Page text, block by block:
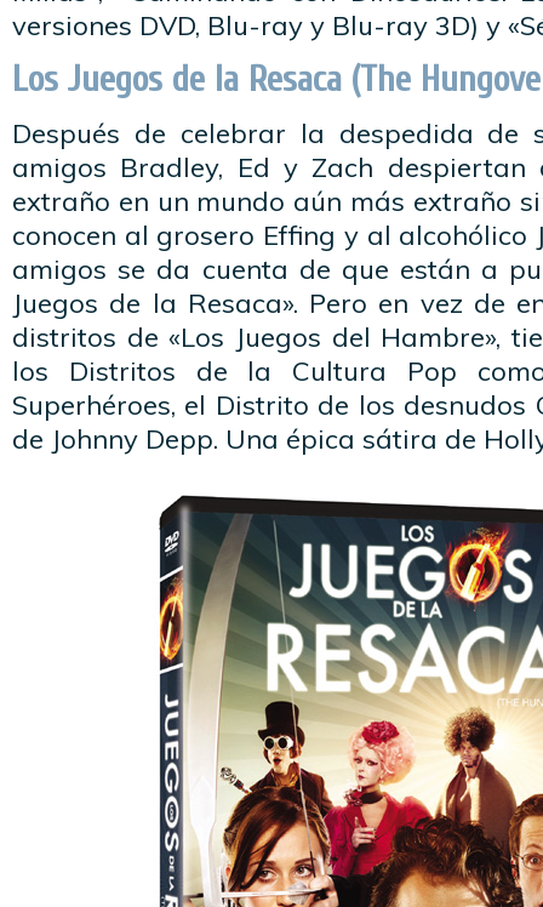
versiones DVD, Blu-ray y Blu-ray 3D) y
Los Juegos de la Resaca (The
Después de celebrar la despedida de
amigos Bradley, Ed y Zach
extraño en un mundo aún más extraño
conocen al grosero Effing y al alcohólico
amigos se da cuenta de que están a
Juegos de la Resaca». Pero en vez de
distritos de «Los Juegos del Hambre»,
los Distritos de la Cultura Pop
Superhéroes, el Distrito de los
de Johnny Depp. Una épica sátira de